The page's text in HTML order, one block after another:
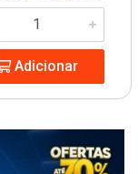
Adicionar